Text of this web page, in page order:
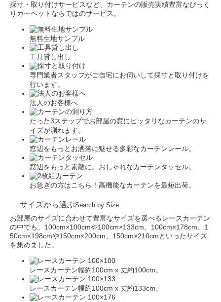
採寸・取り付けサービスなど、カーテンの販売実績豊富なびっく
りカーペットならではのサービス。
無料生地サンプル
工具貸し出し
専門業者スタッフがご自宅にお伺いして採寸と取り付けを
行います。
法人のお客様へ
たった3ステップでお部屋の窓にピッタリなカーテンのサ
イズが測れます。
窓辺をもっとお洒落に魅せる多彩なカーテンレール。
窓辺をもっと素敵に。おしゃれなカーテンタッセル。
お急ぎの方はこちら！高機能なカーテンを最短出荷。
サイズから選ぶSearch by Size
お部屋のサイズに合わせて豊富なサイズを選べるレースカーテン
の中でも、100cm×100cmや100cm×133cm、100cm×178cm、1
50cm×198cmや150cm×200cm、150cm×210cmといったサイズ
を集めました。
レースカーテン幅約100cm x 丈約100cm。
レースカーテン幅約100cm x 丈約133cm。